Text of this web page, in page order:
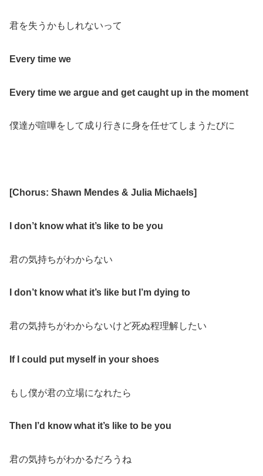
君を失うかもしれないって
Every time we
Every time we argue and get caught up in the moment
僕達が喧嘩をして成り行きに身を任せてしまうたびに
[Chorus: Shawn Mendes & Julia Michaels]
I don’t know what it’s like to be you
君の気持ちがわからない
I don’t know what it’s like but I’m dying to
君の気持ちがわからないけど死ぬ程理解したい
If I could put myself in your shoes
もし僕が君の立場になれたら
Then I’d know what it’s like to be you
君の気持ちがわかるだろうね